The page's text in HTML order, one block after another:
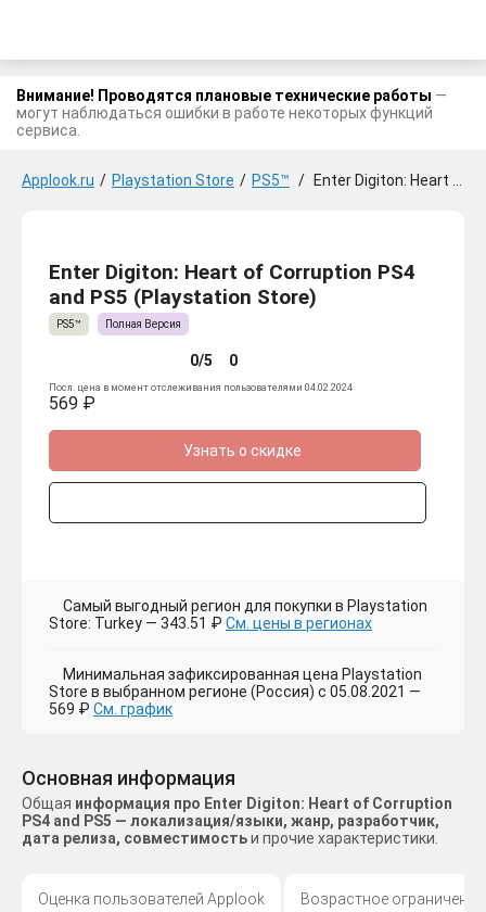
Внимание! Проводятся плановые технические работы —
могут наблюдаться ошибки в работе некоторых функций
сервиса.
Applook.ru / Playstation Store / PS5™ / Enter Digiton: Heart of Corruption PS4 and PS5
Enter Digiton: Heart of Corruption PS4
and PS5 (Playstation Store)
PS5™ Полная Версия
0/5 0
Посл. цена в момент отслеживания пользователями 04.02.2024
569 ₽
Узнать о скидке
Самый выгодный регион для покупки в Playstation
Store: Turkey — 343.51 ₽ См. цены в регионах
Минимальная зафиксированная цена Playstation
Store в выбранном регионе (Россия) с 05.08.2021 —
569 ₽ См. график
Основная информация
Общая информация про Enter Digiton: Heart of Corruption
PS4 and PS5 — локализация/языки, жанр, разработчик,
дата релиза, совместимостьи прочие характеристики.
Оценка пользователей Applook
Возрастное ограничение